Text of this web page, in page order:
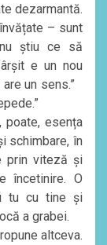
dezarmantă.
– sunt
știu ce să
e un nou
un sens.”
esența
schimbare, în
prin viteză și
încetinire. O
tu cu tine și
a grabei.
altceva.